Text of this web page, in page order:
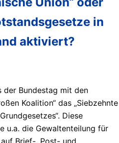
in
aktiviert?
der Bundestag mit den
Koalition“ das „Siebzehnte
Diese
u.a. die Gewaltenteilung für
Brief-, Post- und